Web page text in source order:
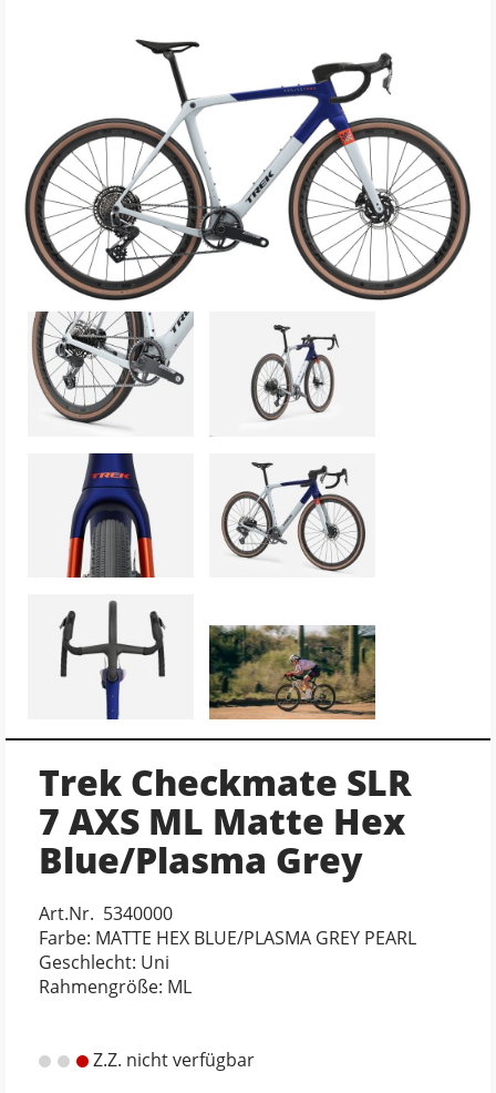
Trek Checkmate SLR
7 AXS ML Matte Hex
Blue/Plasma Grey
Art.Nr. 5340000
Farbe: MATTE HEX BLUE/PLASMA GREY PEARL
Geschlecht: Uni
Rahmengröße: ML
Z.Z. nicht verfügbar